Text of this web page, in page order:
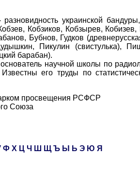
украинской бандуры,
Кобзиков, Кобзырев, Кобизев,
Бубнов, Гудков
Пикулин (свистулька),
барабан).
научной школы по
его труды по
просвещения РСФСР
Союза
Ф Х Ц Ч Ш Щ Ъ Ы Ь Э Ю Я